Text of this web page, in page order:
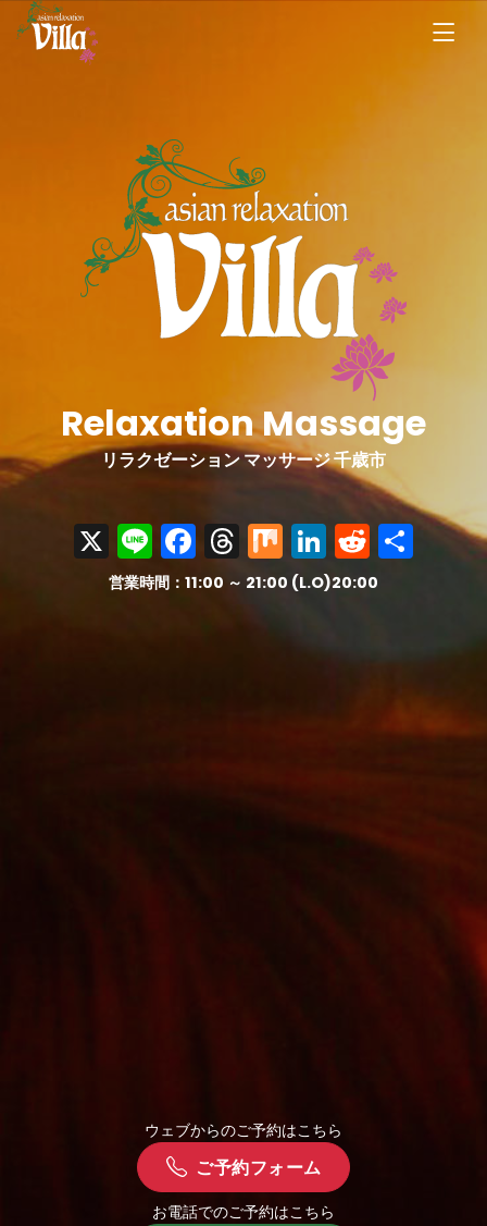
Relaxation Massage
リラクゼーション マッサージ 千歳市
X LineFacebook
Threads
MixLinkedIn
Reddit
共
営業時間：11:00 ～ 21:00 (L.O)20:00
ウェブからのご予約はこちら
ご予約フォーム
お電話でのご予約はこちら